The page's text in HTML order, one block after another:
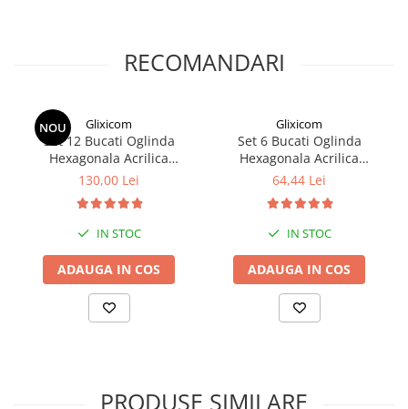
lipirea pe suprafata dorita si banda dublu adeziva
RECOMANDARI
NOU Glixicom
Set 12 Bucati Oglinda
Hexagonala Acrilica
Decorativa 16 x 9,2 cm
130,00 Lei
IN STOC
ADAUGA IN COS
Glixicom
Set 6 Bucati Oglinda
Hexagonala Acrilica
Decorativa 16 x 9,2 cm
64,44 Lei
IN STOC
ADAUGA IN COS
PRODUSE SIMILARE